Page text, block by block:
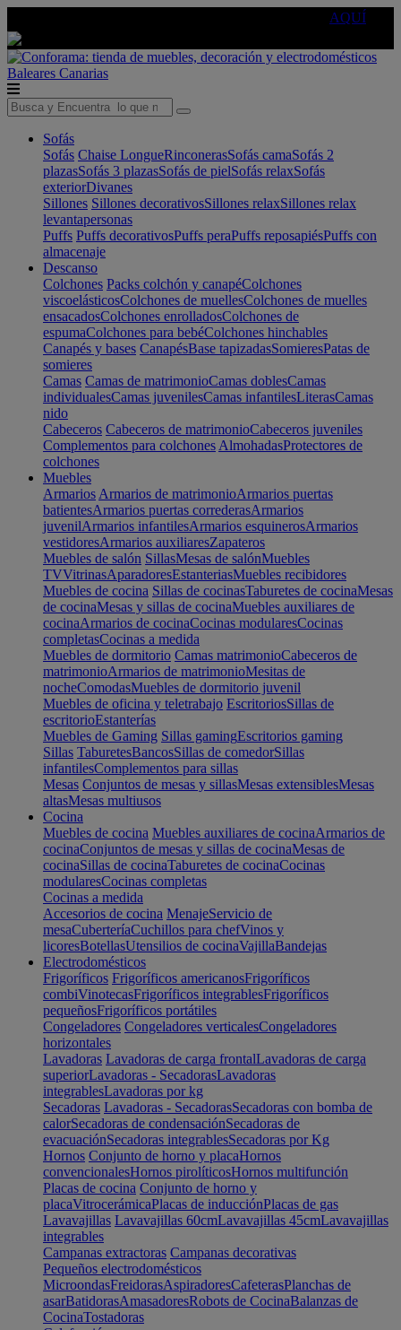
AQUÍ
Baleares Canarias
Sofás
Sofás Chaise LongueRinconerasSofás camaSofás 2
plazasSofás 3 plazasSofás de pielSofás relaxSofás
exteriorDivanes
Sillones Sillones decorativosSillones relaxSillones relax
levantapersonas
Puffs Puffs decorativosPuffs peraPuffs reposapiésPuffs con
almacenaje
Descanso
Colchones Packs colchón y canapéColchones
viscoelásticosColchones de muellesColchones de muelles
ensacadosColchones enrolladosColchones de
espumaColchones para bebéColchones hinchables
Canapés y bases CanapésBase tapizadasSomieresPatas de
somieres
Camas Camas de matrimonioCamas doblesCamas
individualesCamas juvenilesCamas infantilesLiterasCamas
nido
Cabeceros Cabeceros de matrimonioCabeceros juveniles
Complementos para colchones AlmohadasProtectores de
colchones
Muebles
Armarios Armarios de matrimonioArmarios puertas
batientesArmarios puertas correderasArmarios
juvenilArmarios infantilesArmarios esquinerosArmarios
vestidoresArmarios auxiliaresZapateros
Muebles de salón SillasMesas de salónMuebles
TVVitrinasAparadoresEstanteriasMuebles recibidores
Muebles de cocina Sillas de cocinasTaburetes de cocinaMesas
de cocinaMesas y sillas de cocinaMuebles auxiliares de
cocinaArmarios de cocinaCocinas modularesCocinas
completasCocinas a medida
Muebles de dormitorio Camas matrimonioCabeceros de
matrimonioArmarios de matrimonioMesitas de
nocheComodasMuebles de dormitorio juvenil
Muebles de oficina y teletrabajo EscritoriosSillas de
escritorioEstanterías
Muebles de Gaming Sillas gamingEscritorios gaming
Sillas TaburetesBancosSillas de comedorSillas
infantilesComplementos para sillas
Mesas Conjuntos de mesas y sillasMesas extensiblesMesas
altasMesas multiusos
Cocina
Muebles de cocina Muebles auxiliares de cocinaArmarios de
cocinaConjuntos de mesas y sillas de cocinaMesas de
cocinaSillas de cocinaTaburetes de cocinaCocinas
modularesCocinas completas
Cocinas a medida
Accesorios de cocina MenajeServicio de
mesaCuberteríaCuchillos para chefVinos y
licoresBotellasUtensilios de cocinaVajillaBandejas
Electrodomésticos
Frigoríficos Frigoríficos americanosFrigoríficos
combiVinotecasFrigoríficos integrablesFrigoríficos
pequeñosFrigoríficos portátiles
Congeladores Congeladores verticalesCongeladores
horizontales
Lavadoras Lavadoras de carga frontalLavadoras de carga
superiorLavadoras - SecadorasLavadoras
integrablesLavadoras por kg
Secadoras Lavadoras - SecadorasSecadoras con bomba de
calorSecadoras de condensaciónSecadoras de
evacuaciónSecadoras integrablesSecadoras por Kg
Hornos Conjunto de horno y placaHornos
convencionalesHornos pirolíticosHornos multifunción
Placas de cocina Conjunto de horno y
placaVitrocerámicaPlacas de inducciónPlacas de gas
Lavavajillas Lavavajillas 60cmLavavajillas 45cmLavavajillas
integrables
Campanas extractoras Campanas decorativas
Pequeños electrodomésticos
MicroondasFreidorasAspiradoresCafeterasPlanchas de
asarBatidorasAmasadoresRobots de CocinaBalanzas de
CocinaTostadoras